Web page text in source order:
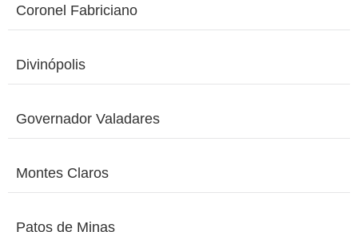
Coronel Fabriciano
Divinópolis
Governador Valadares
Montes Claros
Patos de Minas